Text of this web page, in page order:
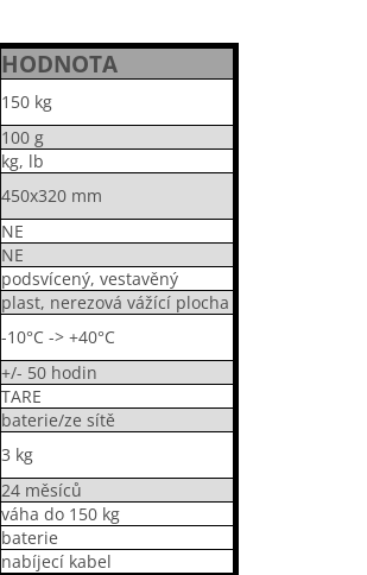
HODNOTA
150 kg
100 g
kg, lb
450x320 mm
NE
NE
podsvícený, vestavěný
plast, nerezová vážící plocha
-10°C -> +40°C
+/- 50 hodin
TARE
baterie/ze sítě
3 kg
24 měsíců
váha do 150 kg
baterie
nabíjecí kabel